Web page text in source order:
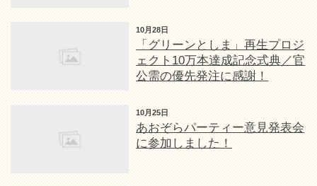
10月28日
「グリーンとしま」再生プロジ
ェクト10万本達成記念式典／官
公需の優先発注に感謝！
10月25日
あおぞらパーティー意見発表会
に参加しました！